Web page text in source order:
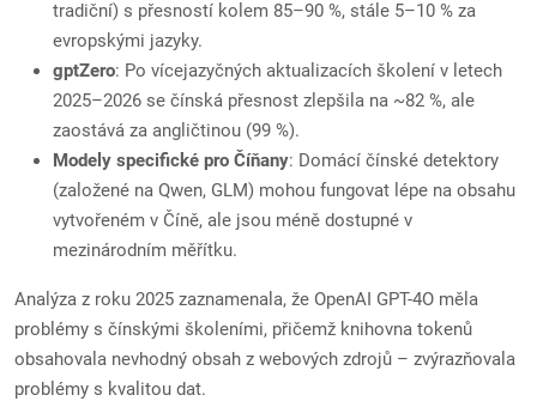
tradiční) s přesností kolem 85–90 %, stále 5–10 % za
evropskými jazyky.
gptZero: Po vícejazyčných aktualizacích školení v letech
2025–2026 se čínská přesnost zlepšila na ~82 %, ale
zaostává za angličtinou (99 %).
Modely specifické pro Číňany: Domácí čínské detektory
(založené na Qwen, GLM) mohou fungovat lépe na obsahu
vytvořeném v Číně, ale jsou méně dostupné v
mezinárodním měřítku.
Analýza z roku 2025 zaznamenala, že OpenAI GPT-4O měla
problémy s čínskými školeními, přičemž knihovna tokenů
obsahovala nevhodný obsah z webových zdrojů – zvýrazňovala
problémy s kvalitou dat.